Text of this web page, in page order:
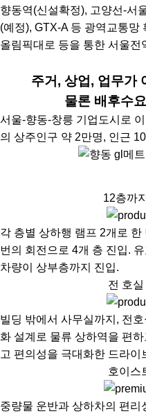
향동역(신설확정), 고양선-서
(예정), GTX-A 등 광역교통망
올림픽대로 등을 통한 서울전
주거, 상업, 업무가
물론 배후수
서울-향동-창릉 기업도시로
의 상주인구 약 2만명, 인근
12층까
각 층별 상하행 램프 2개로
번의 회전으로 4개 층 진입.
차량이 상부층까지 진입.
전 호
빌딩 밖에서 사무실까지, 전
화 설계로 물류 상하역을 편
고 편의성을 극대화한 드라이
호이스
중량물 운반과 상하차의 편